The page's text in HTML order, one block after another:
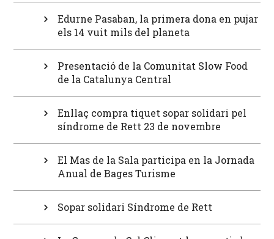
Edurne Pasaban, la primera dona en pujar
els 14 vuit mils del planeta
Presentació de la Comunitat Slow Food
de la Catalunya Central
Enllaç compra tiquet sopar solidari pel
síndrome de Rett 23 de novembre
El Mas de la Sala participa en la Jornada
Anual de Bages Turisme
Sopar solidari Síndrome de Rett